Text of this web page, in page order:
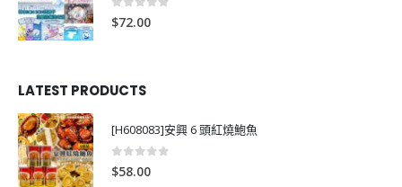
0out of 5
$72.00
LATEST PRODUCTS
[H608083]安興 6 頭紅燒鮑魚
0
$58.00